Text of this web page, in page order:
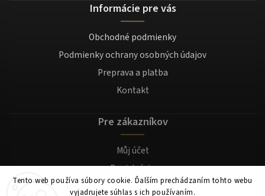
Tento web používa súbory cookie. Ďalším prechádzaním tohto webu
vyjadrujete súhlas s ich používaním.
Informácie pre vás
Obchodné podmienky
Podmienky ochrany osobných údajov
Preprava a platba
Kontakt
Pre zákazníkov
Můj účet
Registrácia
Prihlásenie